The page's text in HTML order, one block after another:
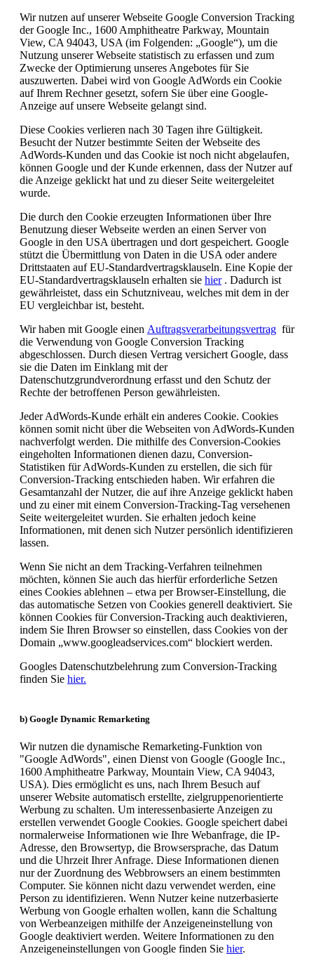
Wir nutzen auf unserer Webseite Google Conversion Tracking
der Google Inc., 1600 Amphitheatre Parkway, Mountain
View, CA 94043, USA (im Folgenden: „Google“), um die
Nutzung unserer Webseite statistisch zu erfassen und zum
Zwecke der Optimierung unseres Angebotes für Sie
auszuwerten. Dabei wird von Google AdWords ein Cookie
auf Ihrem Rechner gesetzt, sofern Sie über eine Google-
Anzeige auf unsere Webseite gelangt sind.
Diese Cookies verlieren nach 30 Tagen ihre Gültigkeit.
Besucht der Nutzer bestimmte Seiten der Webseite des
AdWords-Kunden und das Cookie ist noch nicht abgelaufen,
können Google und der Kunde erkennen, dass der Nutzer auf
die Anzeige geklickt hat und zu dieser Seite weitergeleitet
wurde.
Die durch den Cookie erzeugten Informationen über Ihre
Benutzung dieser Webseite werden an einen Server von
Google in den USA übertragen und dort gespeichert. Google
stützt die Übermittlung von Daten in die USA oder andere
Drittstaaten auf EU-Standardvertragsklauseln. Eine Kopie der
EU-Standardvertragsklauseln erhalten sie hier. Dadurch ist
gewährleistet, dass ein Schutzniveau, welches mit dem in der
EU vergleichbar ist, besteht.
Wir haben mit Google einen Auftragsverarbeitungsvertrag für
die Verwendung von Google Conversion Tracking
abgeschlossen. Durch diesen Vertrag versichert Google, dass
sie die Daten im Einklang mit der
Datenschutzgrundverordnung erfasst und den Schutz der
Rechte der betroffenen Person gewährleisten.
Jeder AdWords-Kunde erhält ein anderes Cookie. Cookies
können somit nicht über die Webseiten von AdWords-Kunden
nachverfolgt werden. Die mithilfe des Conversion-Cookies
eingeholten Informationen dienen dazu, Conversion-
Statistiken für AdWords-Kunden zu erstellen, die sich für
Conversion-Tracking entschieden haben. Wir erfahren die
Gesamtanzahl der Nutzer, die auf ihre Anzeige geklickt haben
und zu einer mit einem Conversion-Tracking-Tag versehenen
Seite weitergeleitet wurden. Sie erhalten jedoch keine
Informationen, mit denen sich Nutzer persönlich identifizieren
lassen.
Wenn Sie nicht an dem Tracking-Verfahren teilnehmen
möchten, können Sie auch das hierfür erforderliche Setzen
eines Cookies ablehnen – etwa per Browser-Einstellung, die
das automatische Setzen von Cookies generell deaktiviert. Sie
können Cookies für Conversion-Tracking auch deaktivieren,
indem Sie Ihren Browser so einstellen, dass Cookies von der
Domain „www.googleadservices.com“ blockiert werden.
Googles Datenschutzbelehrung zum Conversion-Tracking
finden Sie hier.
b) Google Dynamic Remarketing
Wir nutzen die dynamische Remarketing-Funktion von
"Google AdWords", einen Dienst von Google (Google Inc.,
1600 Amphitheatre Parkway, Mountain View, CA 94043,
USA). Dies ermöglicht es uns, nach Ihrem Besuch auf
unserer Website automatisch erstellte, zielgruppenorientierte
Werbung zu schalten. Um interessenbasierte Anzeigen zu
erstellen verwendet Google Cookies. Google speichert dabei
normalerweise Informationen wie Ihre Webanfrage, die IP-
Adresse, den Browsertyp, die Browsersprache, das Datum
und die Uhrzeit Ihrer Anfrage. Diese Informationen dienen
nur der Zuordnung des Webbrowsers an einem bestimmten
Computer. Sie können nicht dazu verwendet werden, eine
Person zu identifizieren. Wenn Nutzer keine nutzerbasierte
Werbung von Google erhalten wollen, kann die Schaltung
von Werbeanzeigen mithilfe der Anzeigeneinstellung von
Google deaktiviert werden. Weitere Informationen zu den
Anzeigeneinstellungen von Google finden Sie hier.